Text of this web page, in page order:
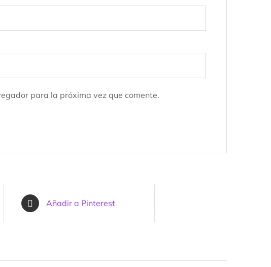
para la próxima vez que comente.
Añadir a Pinterest